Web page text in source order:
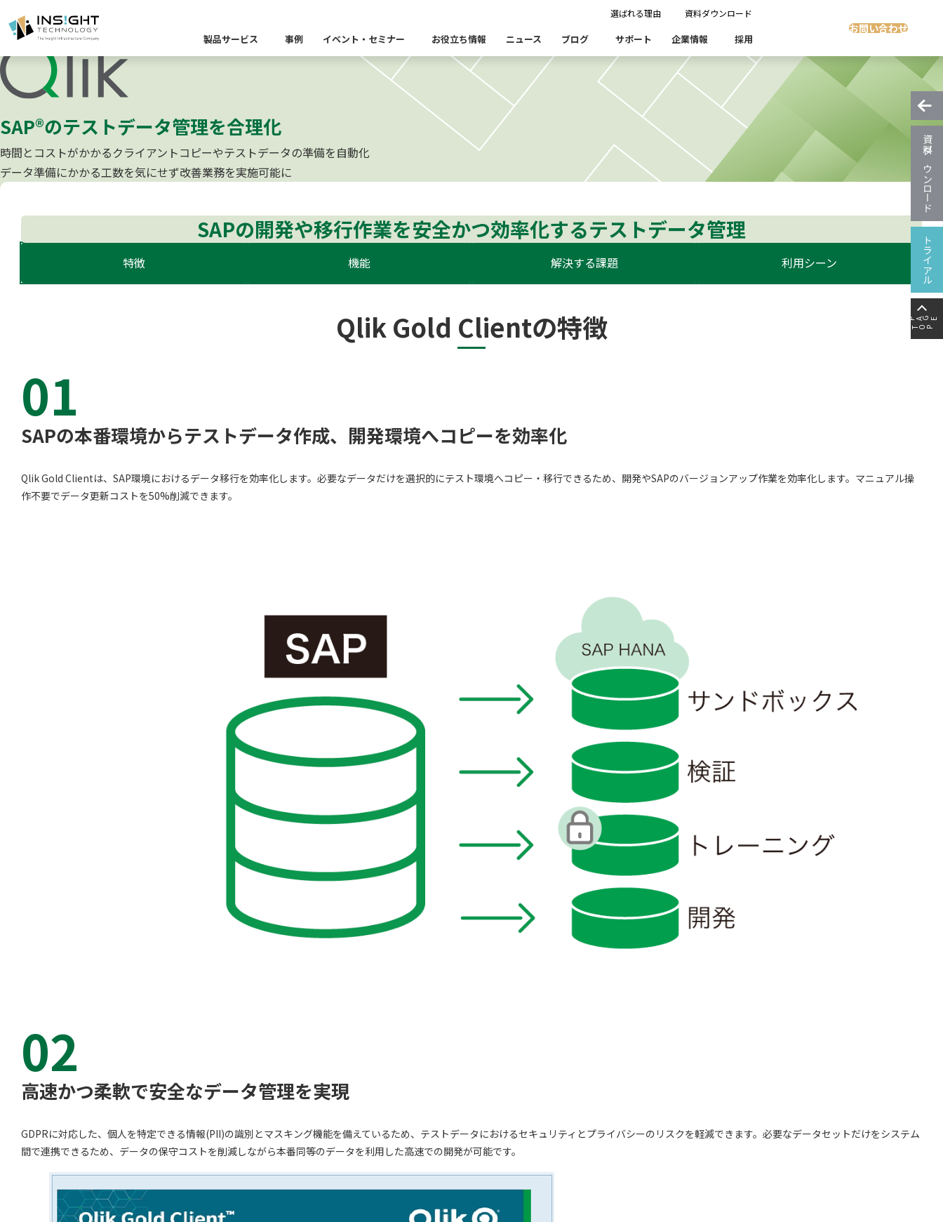
選ばれる理由 資料ダウンロード
製品サービス
製品カテゴリー別
キーワードから探す
業界から探す
製品一覧
自社開発製品群
データ統合／分析
プラットフォーム
データ資産管理ソフトウェア
移行時SQL
テストソフトウェア
データベースDR（災害対策）
データ統合・管理・配信
データ統合 データ可視化・活用基盤 テスト自動化・効率化 ディザスタリカバリ
課題に関する製品をこちらから探すことができます。
クラウド移行時のよくある課題 仮想環境（VMware）移行時のよくある課題
キーワードから探す
キーワードに関連する製品をこちらから探すことができます。
製品検索
クラウド移行 テストデータ作成 ディザスタリカバリ
データベース構築
仮想環境（VMware）移行 個人情報保護 匿名化
業界特有の課題・ユースケース・関連製品・事例をこちらから探すことができます。
建設業 金融・保険業 卸売・小売業 製造業
Insight SQL Testing Insight Masking
Denodo Platform
Dbvisit StandbyMP Insight Consulting
事例 イベント・セミナー
イベント セミナー db tech showcase
お役立ち情報 ニュース ブログ
Insight Blog CxOリレーブログ
サポート 企業情報
企業理念 会社概要 沿革
役員紹介 アクセス パートナー
採用
お問い合わせ
Qlik Gold Client®
SAP®のテストデータ管理を合理化
時間とコストがかかるクライアントコピーやテストデータの準備を自動化
データ準備にかかる工数を気にせず改善業務を実施可能に
SAPの開発や移行作業を安全かつ効率化するテストデータ管理
特徴 機能 解決する課題 利用シーン
Qlik Gold Clientの特徴
01
SAPの本番環境からテストデータ作成、開発環境へコピーを効率化
Qlik Gold Clientは、SAP環境におけるデータ移行を効率化します。必要なデータだけを選択的にテスト環境へコピー・移行できるため、開発やSAPのバージョンアップ作業を効率化します。マニュアル操
作不要でデータ更新コストを50%削減できます。
02
高速かつ柔軟で安全なデータ管理を実現
GDPRに対応した、個人を特定できる情報(PII)の識別とマスキング機能を備えているため、テストデータにおけるセキュリティとプライバシーのリスクを軽減できます。必要なデータセットだけをシステム
間で連携できるため、データの保守コストを削減しながら本番同等のデータを利用した高速での開発が可能です。
資料ダウンロード
トライアル
PAGE
TOP